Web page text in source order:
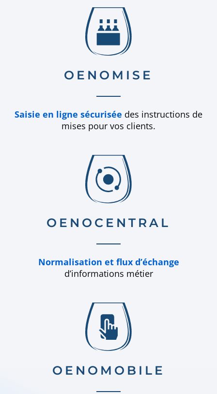
OENOMISE
Saisie en ligne sécurisée des instructions de
mises pour vos clients.
OENOCENTRAL
Normalisation et flux d’échange
d’informations métier
OENOMOBILE